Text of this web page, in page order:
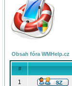
Obsah fóra WMHelp.cz
#
1